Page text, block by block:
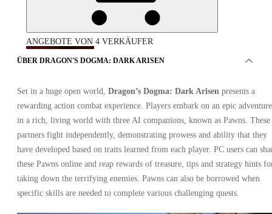
ANGEBOTE VON 4 VERKÄUFER
Dragon's Dogma: Dark Arisen PC
ÜBER DRAGON'S DOGMA: DARK ARISEN
Set in a huge open world, Dragon’s Dogma: Dark Arisen presents a
rewarding action combat experience. Players embark on an epic adventure
in a rich, living world with three AI companions, known as Pawns. These
partners fight independently, demonstrating prowess and ability that they
have developed based on traits learned from each player. PC users can
these Pawns online and reap rewards of treasure, tips and strategy hints
taking down the terrifying enemies. Pawns can also be borrowed when
specific skills are needed to complete various challenging quests.